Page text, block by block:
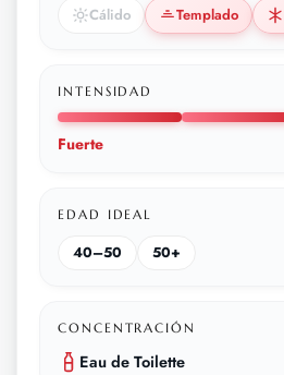
Cálido Templado
INTENSIDAD
Fuerte
EDAD IDEAL
40–50 50+
CONCENTRACIÓN
Eau de Toilette